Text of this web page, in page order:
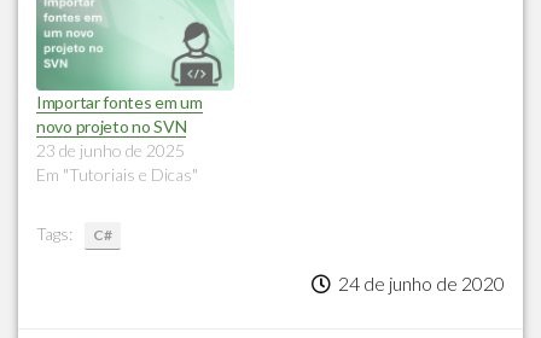
Importar fontes em um
novo projeto no SVN
23 de junho de 2025
Em "Tutoriais e Dicas"
Tags: C#
24 de junho de 2020